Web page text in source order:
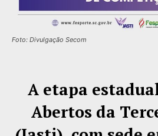
Foto: Divulgação Secom
A etapa
Abertos da